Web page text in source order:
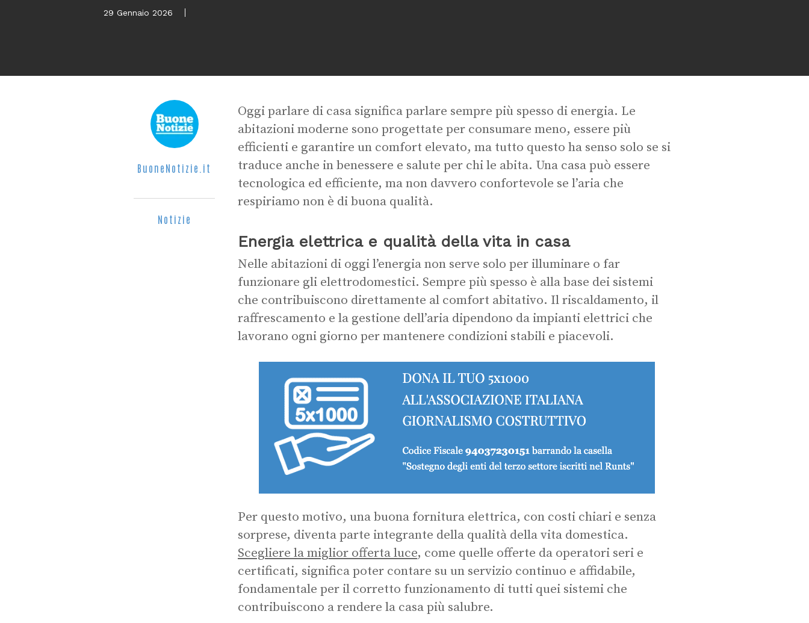
29 Gennaio 2026
BuoneNotizie.it
Notizie
Oggi parlare di casa significa parlare sempre più spesso di energia. Le
abitazioni moderne sono progettate per consumare meno, essere più
efficienti e garantire un comfort elevato, ma tutto questo ha senso solo se si
traduce anche in benessere e salute per chi le abita. Una casa può essere
tecnologica ed efficiente, ma non davvero confortevole se l’aria che
respiriamo non è di buona qualità.
Energia elettrica e qualità della vita in casa
Nelle abitazioni di oggi l’energia non serve solo per illuminare o far
funzionare gli elettrodomestici. Sempre più spesso è alla base dei sistemi
che contribuiscono direttamente al comfort abitativo. Il riscaldamento, il
raffrescamento e la gestione dell’aria dipendono da impianti elettrici che
lavorano ogni giorno per mantenere condizioni stabili e piacevoli.
Per questo motivo, una buona fornitura elettrica, con costi chiari e senza
sorprese, diventa parte integrante della qualità della vita domestica.
Scegliere la miglior offerta luce, come quelle offerte da operatori seri e
certificati, significa poter contare su un servizio continuo e affidabile,
fondamentale per il corretto funzionamento di tutti quei sistemi che
contribuiscono a rendere la casa più salubre.